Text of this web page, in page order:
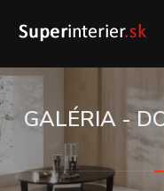
GALÉRIA -